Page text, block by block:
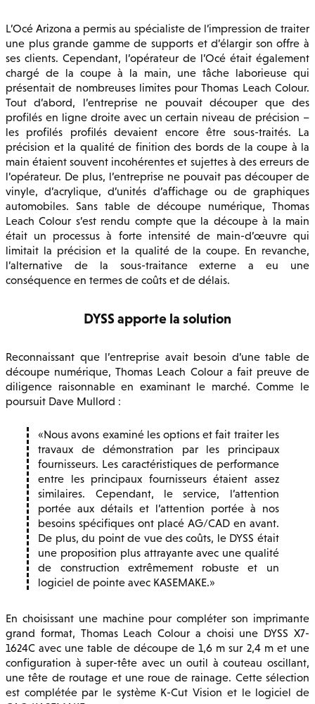
L’Océ Arizona a permis au spécialiste de l’impression de traiter
une plus grande gamme de supports et d’élargir son offre à
ses clients. Cependant, l’opérateur de l’Océ était également
chargé de la coupe à la main, une tâche laborieuse qui
présentait de nombreuses limites pour Thomas Leach Colour.
Tout d’abord, l’entreprise ne pouvait découper que des
profilés en ligne droite avec un certain niveau de précision –
les profilés profilés devaient encore être sous-traités. La
précision et la qualité de finition des bords de la coupe à la
main étaient souvent incohérentes et sujettes à des erreurs de
l’opérateur. De plus, l’entreprise ne pouvait pas découper de
vinyle, d’acrylique, d’unités d’affichage ou de graphiques
automobiles. Sans table de découpe numérique, Thomas
Leach Colour s’est rendu compte que la découpe à la main
était un processus à forte intensité de main-d’œuvre qui
limitait la précision et la qualité de la coupe. En revanche,
l’alternative de la sous-traitance externe a eu une
conséquence en termes de coûts et de délais.
DYSS apporte la solution
Reconnaissant que l’entreprise avait besoin d’une table de
découpe numérique, Thomas Leach Colour a fait preuve de
diligence raisonnable en examinant le marché. Comme le
poursuit Dave Mullord :
Nous avons examiné les options et fait traiter les
travaux de démonstration par les principaux
fournisseurs. Les caractéristiques de performance
entre les principaux fournisseurs étaient assez
similaires. Cependant, le service, l’attention
portée aux détails et l’attention portée à nos
besoins spécifiques ont placé AG/CAD en avant.
De plus, du point de vue des coûts, le DYSS était
une proposition plus attrayante avec une qualité
de construction extrêmement robuste et un
logiciel de pointe avec KASEMAKE.
En choisissant une machine pour compléter son imprimante
grand format, Thomas Leach Colour a choisi une DYSS X7-
1624C avec une table de découpe de 1,6 m sur 2,4 m et une
configuration à super-tête avec un outil à couteau oscillant,
une tête de routage et une roue de rainage. Cette sélection
est complétée par le système K-Cut Vision et le logiciel de